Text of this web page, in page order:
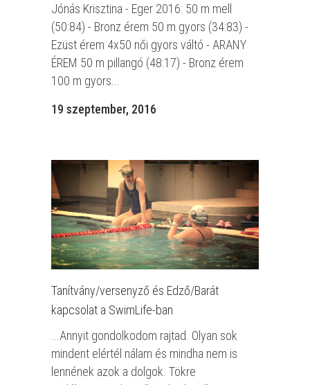
Jónás Krisztina - Eger 2016: 50 m mell
(50:84) - Bronz érem 50 m gyors (34:83) -
Ezüst érem 4x50 női gyors váltó - ARANY
ÉREM 50 m pillangó (48:17) - Bronz érem
100 m gyors...
19 szeptember, 2016
Tanítvány/versenyző és Edző/Barát
kapcsolat a SwimLife-ban
...Annyit gondolkodom rajtad. Olyan sok
mindent elértél nálam és mindha nem is
lennének azok a dolgok. Tökre